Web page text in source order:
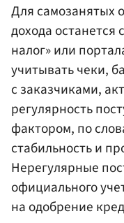
Для самозанятых
дохода
налог» или
учитывать чеки,
с заказчиками,
регулярность
фактором, по
стабильность и
Нерегулярные
официального
на одобрение